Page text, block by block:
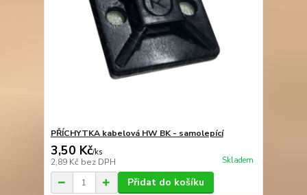
PŘÍCHYTKA kabelová HW BK - samolepící
3,50 Kč/ks
2,89 Kč bez DPH Skladem
Přidat do košíku